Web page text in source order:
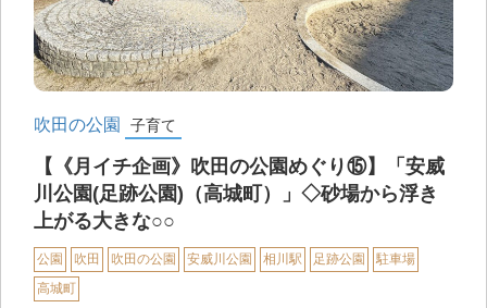
吹田の公園 子育て
【《月イチ企画》吹田の公園めぐり⑮】「安威
川公園(足跡公園)（高城町）」◇砂場から浮き
上がる大きな○○
公園 吹田 吹田の公園 安威川公園 相川駅 足跡公園
駐車場
高城町